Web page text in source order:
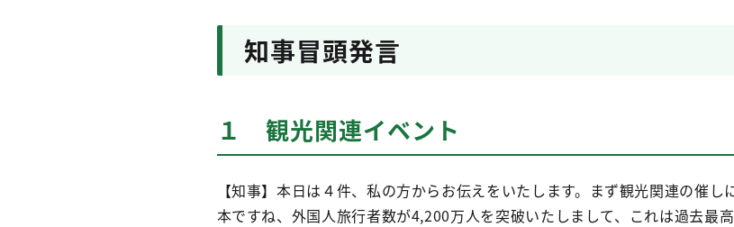
知事冒頭発言
１ 観光関連イベント
【知事】本日は４件、私の方からお伝えをいたします。まず観光関連の催
本ですね、外国人旅行者数が4,200万人を突破いたしまして、これは過去最